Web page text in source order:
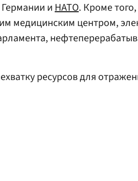
иНАТО. Кроме
медицинским центром,
ресурсов для